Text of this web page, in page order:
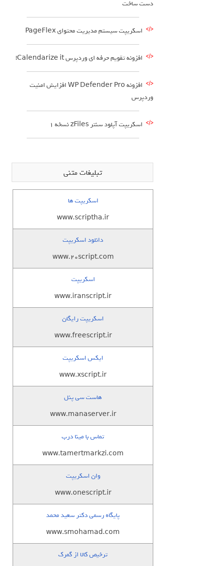
دست ساخت
اسکریپت سیستم مدیریت محتوای PageFlex
افزونه تقویم حرفه ای وردپرس Calendarize it!
افزونه WP Defender Pro افزایش امنیت
وردپرس
اسکریپت آپلود سنتر zFiles نسخه 1
تبلیغات متنی
اسکریپت ها
www.scriptha.ir
دانلود اسکریپت
www.20script.com
اسکریپت
www.iranscript.ir
اسکریپت رایگان
www.freescript.ir
ایکس اسکریپت
www.xscript.ir
هاست سی پنل
www.manaserver.ir
تماس با مینا درب
www.tamertmarkzi.com
وان اسکریپت
www.onescript.ir
پایگاه رسمی دکتر سعید محمد
www.smohamad.com
ترخیص کالا از گمرک